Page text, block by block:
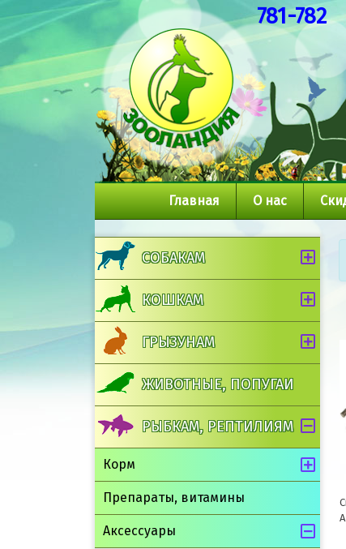
781-782
Главная О нас
СОБАКАМ
КОШКАМ
ГРЫЗУНАМ
ЖИВОТНЫЕ, ПОПУГАИ
РЫБКАМ, РЕПТИЛИЯМ
Корм
Препараты, витамины
Аксессуары